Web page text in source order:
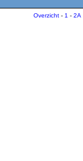
Overzicht - 1 - 2A